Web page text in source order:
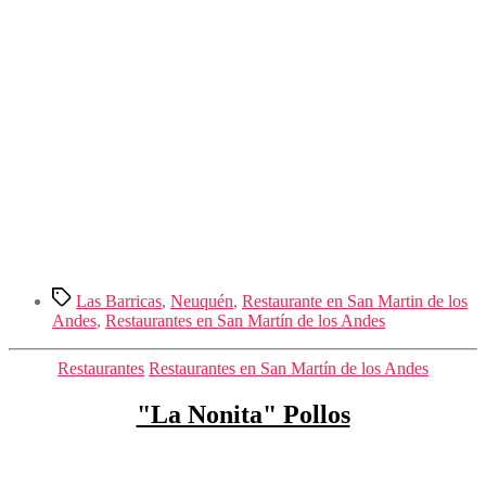
Etiquetas
Las Barricas, Neuquén, Restaurante en San Martin de los
Andes, Restaurantes en San Martín de los Andes
Categorías
Restaurantes Restaurantes en San Martín de los Andes
"La Nonita" Pollos